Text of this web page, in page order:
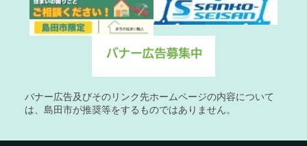
バナー広告及びそのリンク先ホームページの内容について
は、島田市が推奨等をするものではありません。